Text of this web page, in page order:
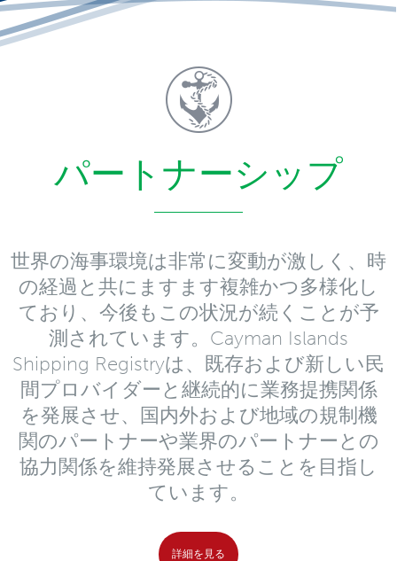
パートナーシップ
世界の海事環境は非常に変動が激しく、時
の経過と共にますます複雑かつ多様化し
ており、今後もこの状況が続くことが予
測されています。Cayman Islands
Shipping Registryは、既存および新しい民
間プロバイダーと継続的に業務提携関係
を発展させ、国内外および地域の規制機
関のパートナーや業界のパートナーとの
協力関係を維持発展させることを目指し
ています。
詳細を見る